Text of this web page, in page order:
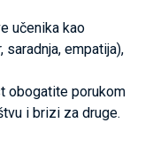
učenika kao
empatija),
obogatite porukom
i brizi za druge.